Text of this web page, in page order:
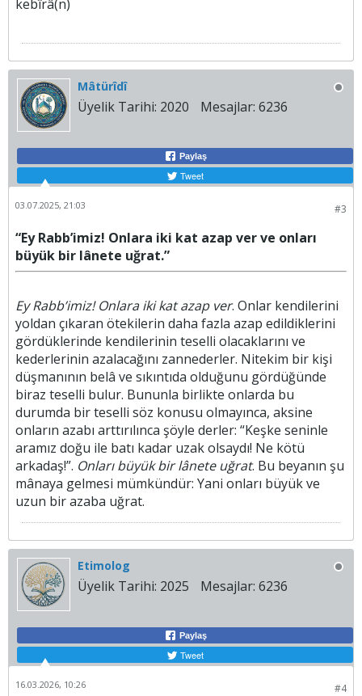
kebîrâ(n)
Mâtürîdî
Üyelik Tarihi: 2020 Mesajlar: 6236
Paylaş
Tweet
#3
03.07.2025, 21:03
“Ey Rabb’imiz! Onlara iki kat azap ver ve onları
büyük bir lânete uğrat.”
Ey Rabb’imiz! Onlara iki kat azap ver. Onlar kendilerini
yoldan çıkaran ötekilerin daha fazla azap edildiklerini
gördüklerinde kendilerinin teselli olacaklarını ve
kederlerinin azalacağını zannederler. Nitekim bir kişi
düşmanının belâ ve sıkıntıda olduğunu gördüğünde
biraz teselli bulur. Bununla birlikte onlarda bu
durumda bir teselli söz konusu olmayınca, aksine
onların azabı arttırılınca şöyle derler: “Keşke seninle
aramız doğu ile batı kadar uzak olsaydı! Ne kötü
arkadaş!”. Onları büyük bir lânete uğrat. Bu beyanın şu
mânaya gelmesi mümkündür: Yani onları büyük ve
uzun bir azaba uğrat.​
Etimolog
Üyelik Tarihi: 2025 Mesajlar: 6236
Paylaş
Tweet
#4
16.03.2026, 10:26